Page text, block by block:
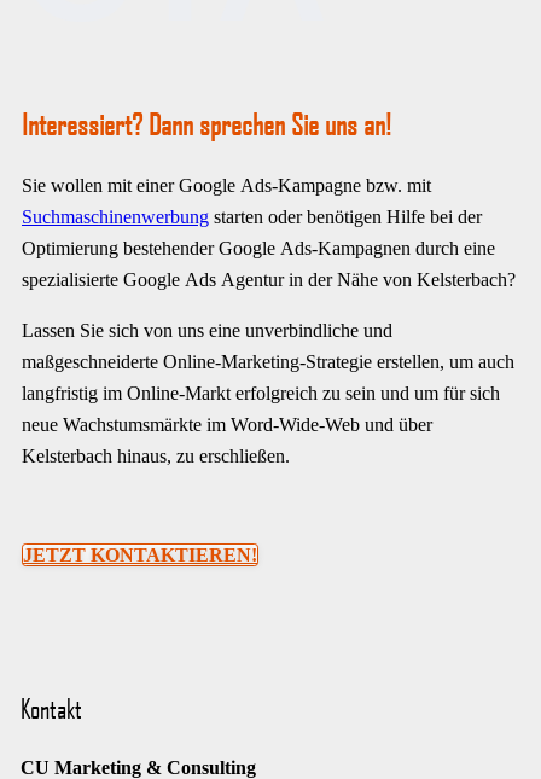
Interessiert? Dann sprechen Sie uns an!
Sie wollen mit einer Google Ads-Kampagne bzw. mit
Suchmaschinenwerbung starten oder benötigen Hilfe bei der
Optimierung bestehender Google Ads-Kampagnen durch eine
spezialisierte Google Ads Agentur in der Nähe von Kelsterbach?
Lassen Sie sich von uns eine unverbindliche und
maßgeschneiderte Online-Marketing-Strategie erstellen, um auch
langfristig im Online-Markt erfolgreich zu sein und um für sich
neue Wachstumsmärkte im Word-Wide-Web und über
Kelsterbach hinaus, zu erschließen.
JETZT KONTAKTIEREN!
Kontakt
CU Marketing & Consulting